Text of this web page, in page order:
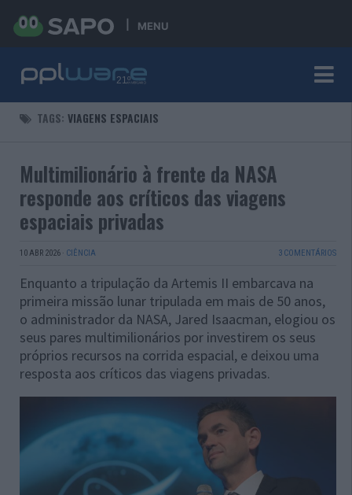
MENU
TAGS: VIAGENS ESPACIAIS
Multimilionário à frente da NASA
responde aos críticos das viagens
espaciais privadas
10 ABR 2026 · CIÊNCIA 3 COMENTÁRIOS
Enquanto a tripulação da Artemis II embarcava na
primeira missão lunar tripulada em mais de 50 anos,
o administrador da NASA, Jared Isaacman, elogiou os
seus pares multimilionários por investirem os seus
próprios recursos na corrida espacial, e deixou uma
resposta aos críticos das viagens privadas.